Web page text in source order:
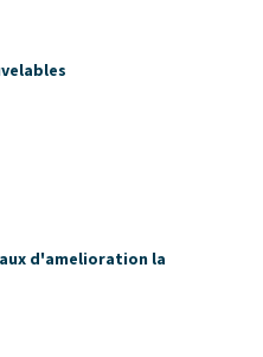
d'amelioration la